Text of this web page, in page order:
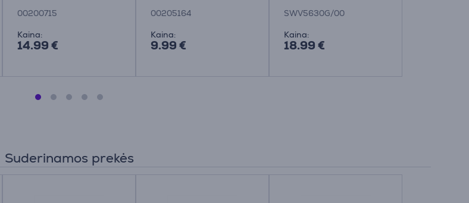
00200715
Kaina:
14.99 €
00205164
Kaina:
9.99 €
SWV5630G/00
Kaina:
18.99 €
Suderinamos prekės